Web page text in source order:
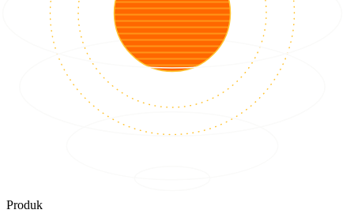
Produk